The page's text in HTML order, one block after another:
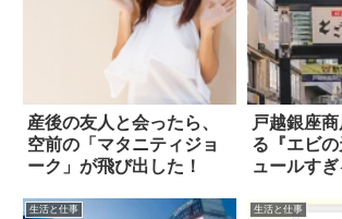
産後の友人と会ったら、
空前の「マタニティジョ
ーク」が飛び出した！
戸越銀座
る『エビ
ュールすぎ
生活と仕事 生活と仕事